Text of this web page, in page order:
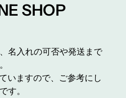
SHOP
名入れの可否や発送まで
いますので、ご参考にし
す。